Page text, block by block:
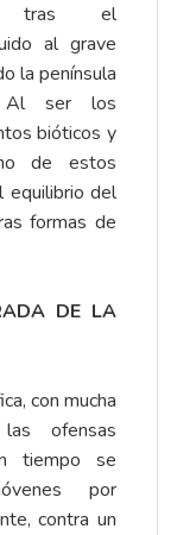
tras el
al grave
la península
Al ser los
bióticos y
de estos
equilibrio del
formas de
DE LA
con mucha
ofensas
tiempo se
por
contra un